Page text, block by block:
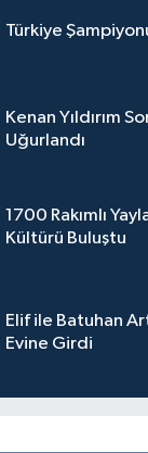
Türkiye
Kenan Yıldırım
Uğurlandı
1700 Rakımlı
Kültürü Buluştu
Elif ile Batuhan
Evine Girdi